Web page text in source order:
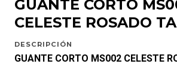
GUANTE CORTO
CELESTE ROSADO
DESCRIPCIÓN
GUANTE CORTO MS002 CELESTE